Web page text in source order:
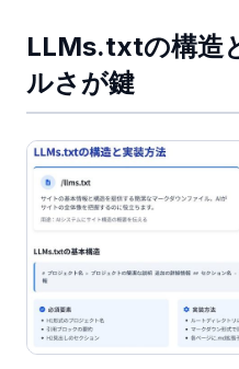
LLMs.txtの構造
ルさが鍵